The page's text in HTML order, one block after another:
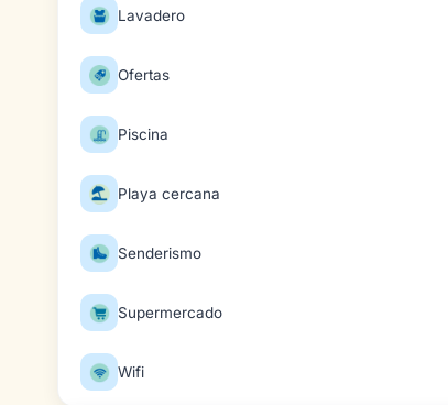
Lavadero
Ofertas
Piscina
Playa cercana
Senderismo
Supermercado
Wifi